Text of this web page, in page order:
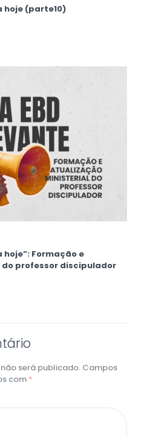
hoje (parte10)
hoje”: Formação e
professor discipulador
será publicado. Campos
com *